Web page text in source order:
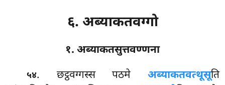
६. अब्याकतवग्गो
१. अब्याकतसुत्तवण्णना
५४. छट्ठवग्गस्सपठमे अब्याकतवत्थूसूति